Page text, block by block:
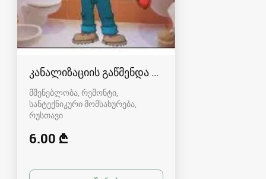
კანალიზაციის გაწმენდა რუსთავში
მშენებლობა, რემონტი,
სანტექნიკური მომსახურება
რუსთავი
6.00 ₾